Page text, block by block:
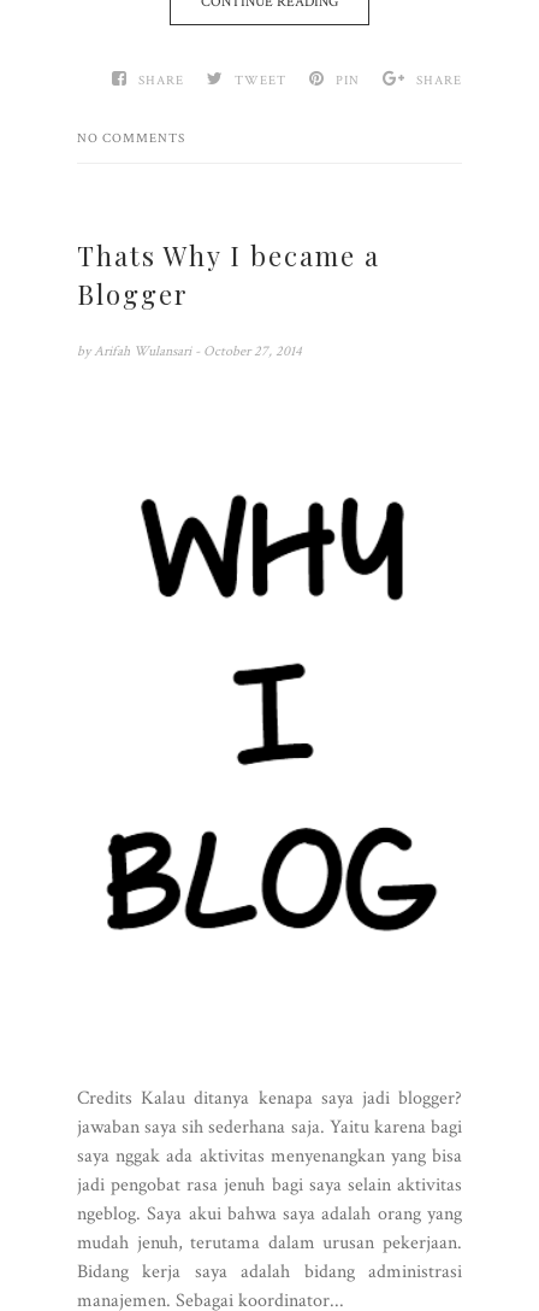
SHARE TWEET PIN SHARE
NO COMMENTS
Thats Why I became a
Blogger
by Arifah Wulansari - October 27, 2014
Credits Kalau ditanya kenapa saya jadi blogger?
jawaban saya sih sederhana saja. Yaitu karena bagi
saya nggak ada aktivitas menyenangkan yang bisa
jadi pengobat rasa jenuh bagi saya selain aktivitas
ngeblog. Saya akui bahwa saya adalah orang yang
mudah jenuh, terutama dalam urusan pekerjaan.
Bidang kerja saya adalah bidang administrasi
manajemen. Sebagai koordinator...